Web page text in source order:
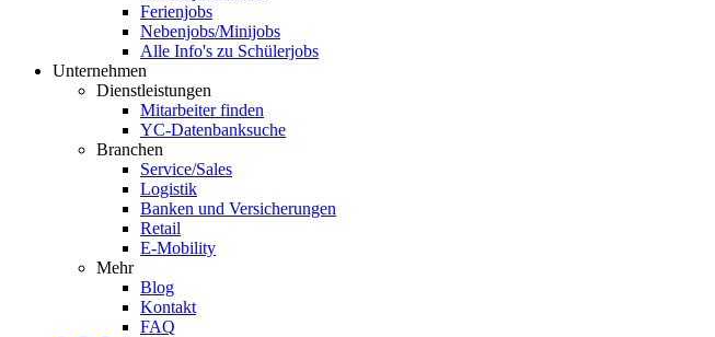
Ferienjobs
Nebenjobs/Minijobs
Alle Info's zu Schülerjobs
Unternehmen
Dienstleistungen
Mitarbeiter finden
YC-Datenbanksuche
Branchen
Service/Sales
Logistik
Banken und Versicherungen
Retail
E-Mobility
Mehr
Blog
Kontakt
FAQ